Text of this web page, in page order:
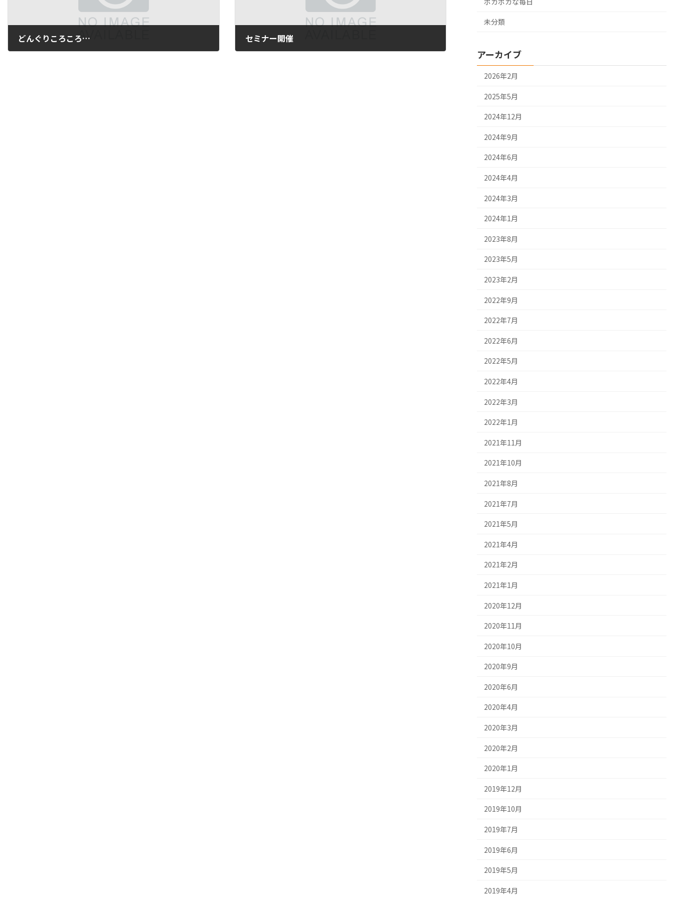
どんぐりころころ… セミナー開催
未分類
アーカイブ
2026年2月
2025年5月
2024年12月
2024年9月
2024年6月
2024年4月
2024年3月
2024年1月
2023年8月
2023年5月
2023年2月
2022年9月
2022年7月
2022年6月
2022年5月
2022年4月
2022年3月
2022年1月
2021年11月
2021年10月
2021年8月
2021年7月
2021年5月
2021年4月
2021年2月
2021年1月
2020年12月
2020年11月
2020年10月
2020年9月
2020年6月
2020年4月
2020年3月
2020年2月
2020年1月
2019年12月
2019年10月
2019年7月
2019年6月
2019年5月
2019年4月